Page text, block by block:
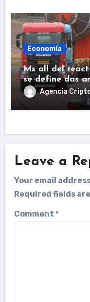
Economía
Ms all del
se define das
Agencia
Leave a
Your email
Required fields
Comment*